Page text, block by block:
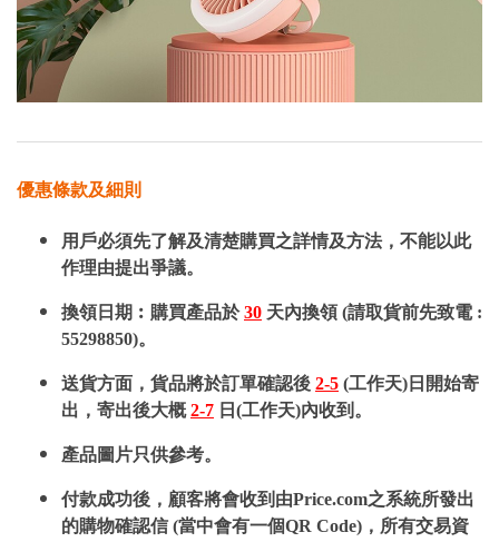
優惠條款及細則
用戶必須先了解及清楚購買之詳情及方法，不能以此
作理由提出爭議。
換領日期︰購買產品於30 天內換領 (請取貨前先致電 :
55298850)。
送貨方面，貨品將於訂單確認後 2-5 (工作天)日開始寄
出，寄出後大概2-7 日(工作天)內收到。
產品圖片只供參考。
付款成功後，顧客將會收到由Price.com之系統所發出
的購物確認信 (當中會有一個QR Code)，所有交易資